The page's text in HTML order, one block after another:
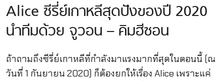
Alice ซีรี่ย์เกาหลีสุดปังของปี 2020
นำทีมด้วย จูวอน – คิมฮีซอน
ถ้าถามถึงซีรี่ย์เกาหลีที่กำลังมาแรงมากที่สุดในตอนนี้ (ณ
วันที่ 1 กันยายน 2020) ก็ต้องยกให้เรื่อง Alice เพราะแค่